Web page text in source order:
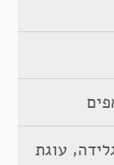
, עוגת